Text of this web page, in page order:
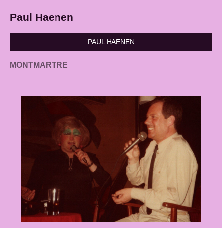
Paul Haenen
PAUL HAENEN
MONTMARTRE